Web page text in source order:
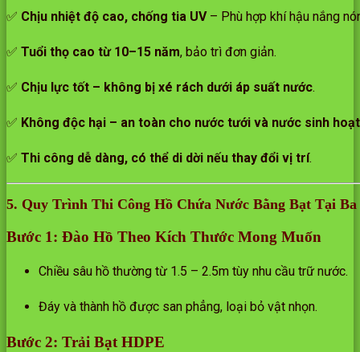
✅ Chịu nhiệt độ cao, chống tia UV– Phù hợp khí hậu nắng
✅ Tuổi thọ cao từ 10–15 năm, bảo trì đơn giản.
✅ Chịu lực tốt – không bị xé rách dưới áp suất nước.
✅ Không độc hại – an toàn cho nước tưới và nước sinh hoạt
✅ Thi công dễ dàng, có thể di dời nếu thay đổi vị trí.
5. Quy Trình Thi Công Hồ Chứa Nước Bằng Bạt Tại
Bước 1: Đào Hồ Theo Kích Thước Mong Muốn
Chiều sâu hồ thường từ 1.5 – 2.5m tùy nhu cầu trữ nước.
Đáy và thành hồ được san phẳng, loại bỏ vật nhọn.
Bước 2: Trải Bạt HDPE